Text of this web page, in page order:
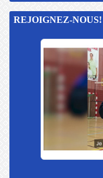
REJOIGNEZ-NOUS!